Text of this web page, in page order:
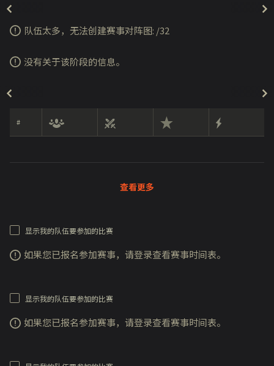
队伍太多，无法创建赛事对阵图: /32
没有关于该阶段的信息。
#
查看更多
显示我的队伍要参加的比赛
如果您已报名参加赛事，请登录查看赛事时间表。
显示我的队伍要参加的比赛
如果您已报名参加赛事，请登录查看赛事时间表。